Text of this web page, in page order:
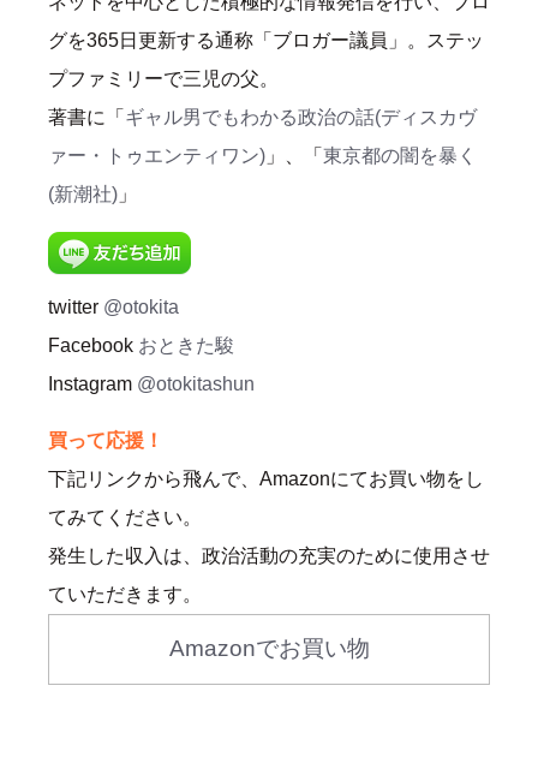
グを365日更新する通称「ブロガー議員」。ステッ
プファミリーで三児の父。
著書に「 ギャル男でもわかる政治の話(ディスカヴ
ァー・トゥエンティワン) 」、「 東京都の闇を暴く
(新潮社) 」
twitter @otokita
Facebook おときた駿
Instagram @otokitashun
買って応援！
下記リンクから飛んで、Amazonにてお買い物をし
てみてください。
発生した収入は、政治活動の充実のために使用させ
ていただきます。
Amazonでお買い物